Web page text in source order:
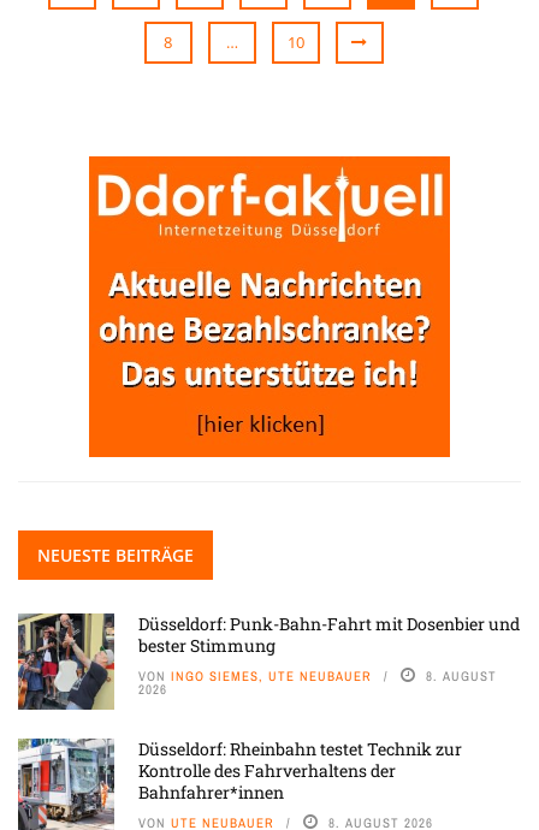
8 … 10
NEUESTE BEITRÄGE
Düsseldorf: Punk-Bahn-Fahrt mit Dosenbier und
bester Stimmung
VON INGO SIEMES, UTE NEUBAUER 8. AUGUST
2026
Düsseldorf: Rheinbahn testet Technik zur
Kontrolle des Fahrverhaltens der
Bahnfahrer*innen
VON UTE NEUBAUER 8. AUGUST 2026